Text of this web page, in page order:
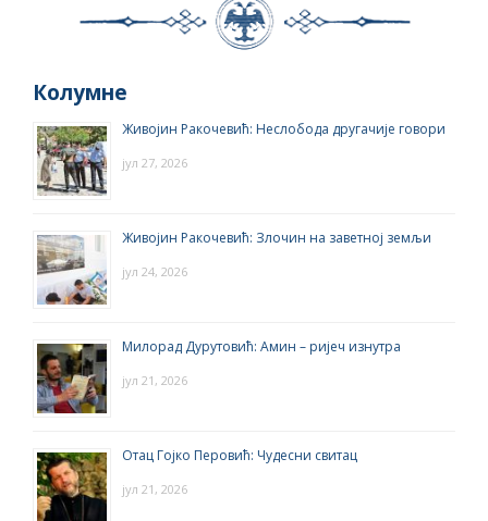
Колумне
Живојин Ракочевић: Неслобода другачије говори
јул 27, 2026
Живојин Ракочевић: Злочин на заветној земљи
јул 24, 2026
Милорад Дурутовић: Амин – ријеч изнутра
јул 21, 2026
Отац Гојко Перовић: Чудесни свитац
јул 21, 2026